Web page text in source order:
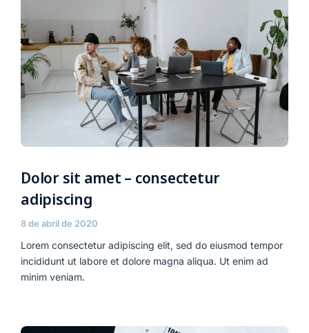
Dolor sit amet – consectetur
adipiscing
8 de abril de 2020
Lorem consectetur adipiscing elit, sed do eiusmod tempor
incididunt ut labore et dolore magna aliqua. Ut enim ad
minim veniam.